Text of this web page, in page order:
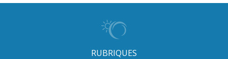
RUBRIQUES